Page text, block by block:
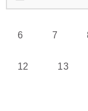
6 7
12 13